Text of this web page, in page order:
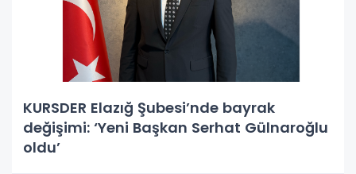
KURSDER Elazığ Şubesi’nde bayrak
değişimi: ‘Yeni Başkan Serhat Gülnaroğlu
oldu’